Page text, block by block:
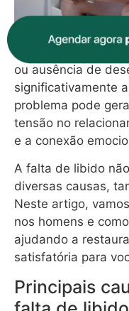
é
ou ausência de
significativamente
problema pode
tensão no
e a conexão
A falta de libido
diversas causas,
Neste artigo,
nos homens e
ajudando a
satisfatória para
Principais